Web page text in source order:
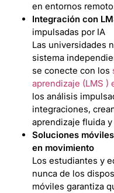
en entornos
Integración con
impulsadas por IA
Las universidades
sistema
se conecte con los
aprendizaje (LMS )
los análisis
integraciones,
aprendizaje fluida
Soluciones
en movimiento
Los estudiantes y
nunca de los
móviles garantiza